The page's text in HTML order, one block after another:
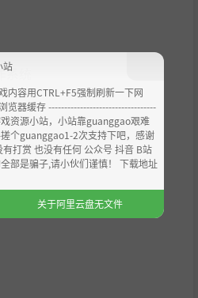
据来重现凶手的犯行。在乐园都
的真相吧！
统
站
内容用CTRL+F5强制刷新一下网
览器缓存 ----------------------------------
资源小站，小站靠guanggao艰难
个guanggao1-2次支持下吧，感谢
打赏 也没有任何 公众号 抖音 B站
部是骗子,请小伙们谨慎！ 下载地址
关于阿里云盘无文件